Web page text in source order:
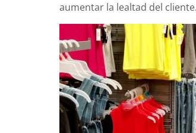
aumentar la lealtad del cliente.